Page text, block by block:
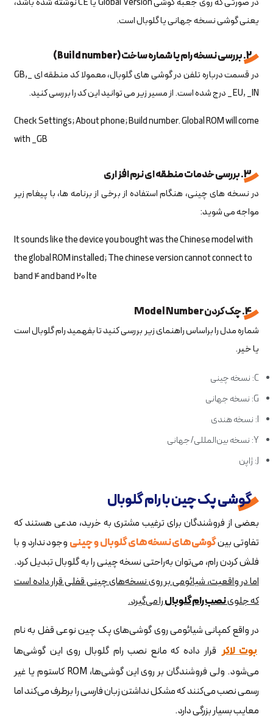
در صورتی که روی جعبه گوشی Global Version یا CE نوشته شده باشد،
یعنی گوشی نسخه جهانی یا گلوبال است.
2. بررسی نسخه رام یا شماره ساخت (Build number)
در قسمت درباره تلفن در گوشی های گلوبال، معمولا کد منطقه ای _GB,
_EU, _IN درج شده است. از مسیر زیر می توانید این کد را بررسی کنید.
Check Settings; About phone; Build number. Global ROM will come
with _GB
3. بررسی خدمات منطقه ای نرم افزاری
در نسخه های چینی، هنگام استفاده از برخی از برنامه ها، با پیغام زیر
مواجه می شوید:
It sounds like the device you bought was the Chinese model with
the global ROM installed; The chinese version cannot connect to
band 4 and band 20 lte
4. چک کردن Model Number
شماره مدل را براساس راهنمای زیر بررسی کنید تا بفهمید رام گلوبال است
یا خیر.
C: نسخه چینی
G: نسخه جهانی
I: نسخه هندی
Y: نسخه بین‌المللی/جهانی
J: ژاپن
گوشی پک چین با رام گلوبال
بعضی از فروشندگان برای ترغیب مشتری به خرید، مدعی هستند که
تفاوتی بینگوشی‌های نسخه‌های گلوبال و چینی وجود ندارد و با
فلش کردن رام، می‌توان به‌راحتی نسخه چینی را به گلوبال تبدیل کرد.
اما در واقعیت، شیائومی بر روی نسخه‌های چینی قفلی قرار داده است
که جلوینصب رام گلوبالرا می‌گیرد.
در واقع کمپانی شیائومی روی گوشی‌های پک چین نوعی قفل به نام
بوت لاکر قرار داده که مانع نصب رام گلوبال روی این گوشی‌ها
می‌شود. ولی فروشندگان بر روی این گوشی‌ها، ROM کاستوم یا غیر
رسمی نصب می‌کنند که مشکل نداشتن زبان فارسی را برطرف می‌کند اما
معایب بسیار بزرگی دارد.